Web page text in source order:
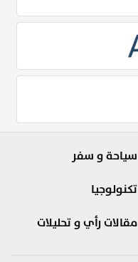
سياحة و سفر
تكنولوجيا
مقالات رأي و تحليلات